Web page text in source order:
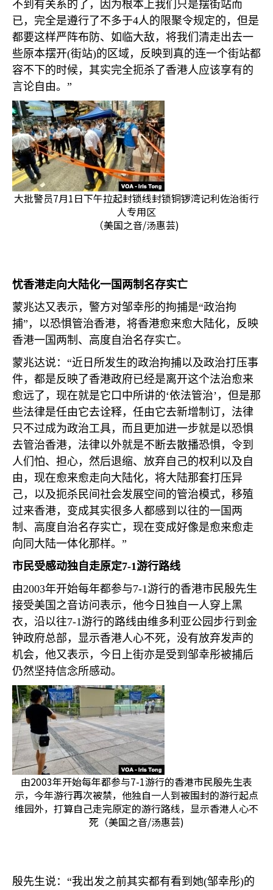
不到有关系的了，因为根本上我们只是摆街站而
已，完全是遵行了不多于4人的限聚令规定的，但是
都要这样严阵布防、如临大敌，将我们清走出去一
些原本摆开(街站)的区域，反映到真的连一个街站都
容不下的时候，其实完全扼杀了香港人应该享有的
言论自由。”
大批警员7月1日下午拉起封锁线封锁铜锣湾记利佐治街行
人专用区
（美国之音/汤惠芸)
忧香港走向大陆化一国两制名存实亡
蒙兆达又表示，警方对邹幸彤的拘捕是“政治拘
捕”，以恐惧管治香港，将香港愈来愈大陆化，反映
香港一国两制、高度自治名存实亡。
蒙兆达说：“近日所发生的政治拘捕以及政治打压事
件，都是反映了香港政府已经是离开这个法治愈来
愈远了，现在就是它口中所讲的‘依法管治’，但是那
些法律是任由它去诠释，任由它去新增制订，法律
只不过成为政治工具，而且更加进一步就是以恐惧
去管治香港，法律以外就是不断去散播恐惧，令到
人们怕、担心，然后退缩、放弃自己的权利以及自
由，现在愈来愈走向大陆化，将大陆那套打压异
己，以及扼杀民间社会发展空间的管治模式，移殖
过来香港，变成其实很多人都感到以往的一国两
制、高度自治名存实亡，现在变成好像是愈来愈走
向同大陆一体化那样。”
市民受感动独自走原定7-1游行路线
由2003年开始每年都参与7-1游行的香港市民殷先生
接受美国之音访问表示，他今日独自一人穿上黑
衣，沿以往7-1游行的路线由维多利亚公园步行到金
钟政府总部，显示香港人心不死，没有放弃发声的
机会，他又表示，今日上街亦是受到邹幸彤被捕后
仍然坚持信念所感动。
由2003年开始每年都参与7-1游行的香港市民殷先生表
示，今年游行再次被禁，他独自一人到被围封的游行起点
维园外，打算自己走完原定的游行路线，显示香港人心不
死（美国之音/汤惠芸)
殷先生说：“我出发之前其实都有看到她(邹幸彤)的